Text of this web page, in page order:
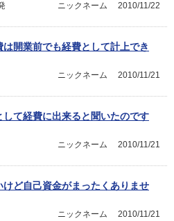
2010/11/22
ニックネーム
開業前でも経費として計上でき
2010/11/21
ニックネーム
て経費に出来ると聞いたのです
2010/11/21
ニックネーム
ど自己資金がまったくありませ
2010/11/21
ニックネーム